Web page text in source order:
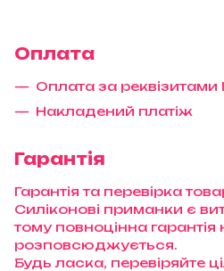
Оплата
Оплата за реквізитами
Накладений платіж
Гарантія
Гарантія та перевірка
Силіконові приманки є
тому повноцінна гарантія
розповсюджується.
Будь ласка, перевіряйте